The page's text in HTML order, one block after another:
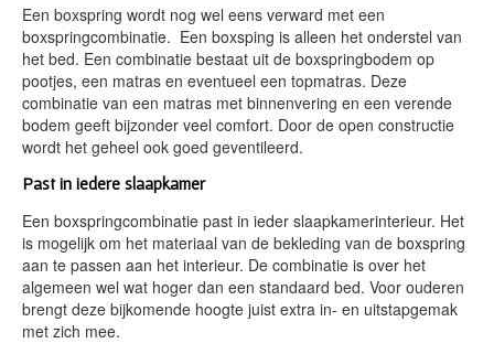
Een boxspring wordt nog wel eens verward met een
boxspringcombinatie. Een boxsping is alleen het onderstel van
het bed. Een combinatie bestaat uit de boxspringbodem op
pootjes, een matras en eventueel een topmatras. Deze
combinatie van een matras met binnenvering en een verende
bodem geeft bijzonder veel comfort. Door de open constructie
wordt het geheel ook goed geventileerd.
Past in iedere slaapkamer
Een boxspringcombinatie past in ieder slaapkamerinterieur. Het
is mogelijk om het materiaal van de bekleding van de boxspring
aan te passen aan het interieur. De combinatie is over het
algemeen wel wat hoger dan een standaard bed. Voor ouderen
brengt deze bijkomende hoogte juist extra in- en uitstapgemak
met zich mee.